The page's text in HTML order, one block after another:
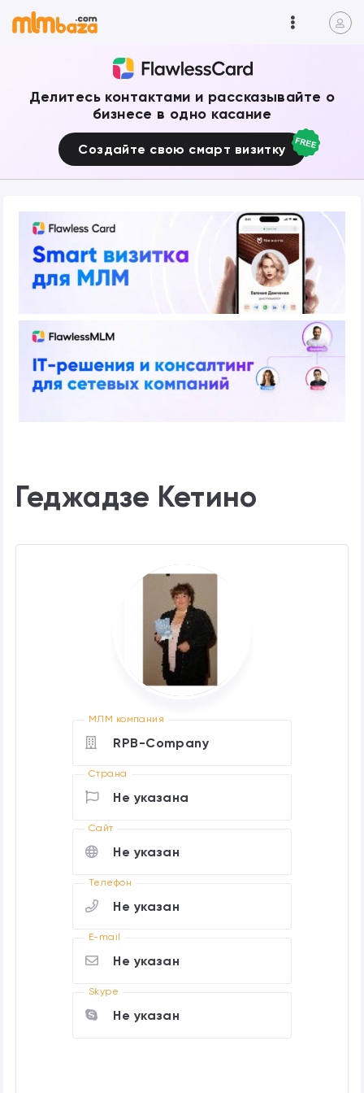
Делитесь контактами и рассказывайте о
бизнесе в одно касание
Создайте свою смарт визитку
Геджадзе Кетино
МЛМ компания
RPB-Company
Страна
Не указана
Cайт
Не указан
Телефон
Не указан
E-mail
Не указан
Skype
Не указан